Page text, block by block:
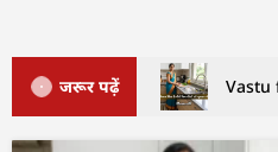
जरूर पढ़ें Vastu